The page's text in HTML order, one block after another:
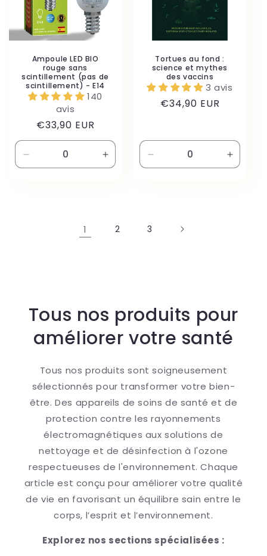
Ampoule LED BIO
rouge sans
scintillement (pas de
scintillement) - E14
140
avis
Prix
habituel
€33,90 EUR
la
Augmenter
la
Tortues au fond :
science et mythes
des vaccins
3 avis
Prix
€34,90 EUR
la
Espagne)
la
1 2 3
Tous nos produits pour
améliorer votre santé
Tous nos produits sont soigneusement
sélectionnés pour transformer votre bien-
être. Des appareils de soins de santé et de
protection contre les rayonnements
électromagnétiques aux solutions de
nettoyage et de désinfection à l'ozone
respectueuses de l'environnement. Chaque
article est conçu pour améliorer votre qualité
de vie en favorisant un équilibre sain entre le
corps, l’esprit et l’environnement.
Explorez nos sections spécialisées :